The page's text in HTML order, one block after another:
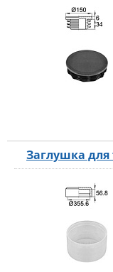
Заглушка для